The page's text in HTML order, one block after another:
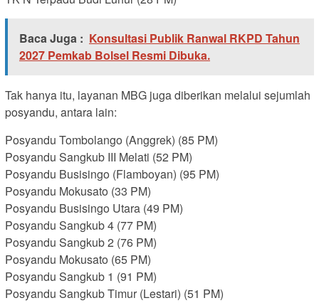
Baca Juga : Konsultasi Publik Ranwal RKPD Tahun
2027 Pemkab Bolsel Resmi Dibuka.
Tak hanya itu, layanan MBG juga diberikan melalui sejumlah
posyandu, antara lain:
Posyandu Tombolango (Anggrek) (85 PM)
Posyandu Sangkub III Melati (52 PM)
Posyandu Busisingo (Flamboyan) (95 PM)
Posyandu Mokusato (33 PM)
Posyandu Busisingo Utara (49 PM)
Posyandu Sangkub 4 (77 PM)
Posyandu Sangkub 2 (76 PM)
Posyandu Mokusato (65 PM)
Posyandu Sangkub 1 (91 PM)
Posyandu Sangkub Timur (Lestari) (51 PM)